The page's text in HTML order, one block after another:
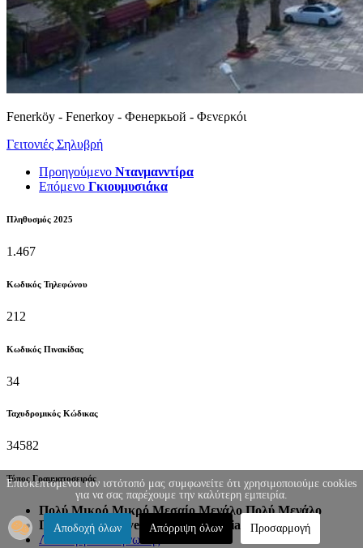
Fenerköy - Fenerkoy - Фенеркьой - Φενερκόι
Γειτονιές Σηλυβρή
Προηγούμενο Ντανμανντίρα
Επόμενο Γκιουμυσιάκα
Πληθυσμός 2025
1.467
Κωδικός Τηλεφώνου
212
Κωδικός Πινακίδας
34
Ταχυδρομικός Κώδικας
34582
Τύπος Γραμματοσειράς
Πολύ Μικρό Μικρό Μεσαίο Μεγάλο Πολύ Μεγάλο
Προεπιλογή Helvetica Segoe Georgia
Times
Λειτουργία Ανάγνωσης
Επισκεπτόμενοι τον ιστότοπό μας συμφωνείτε ότι χρησιμοποιούμε cookies
για να σας παρέχουμε την καλύτερη εμπειρία.
Αποδοχή όλων Απόρριψη όλων Προσαρμογή